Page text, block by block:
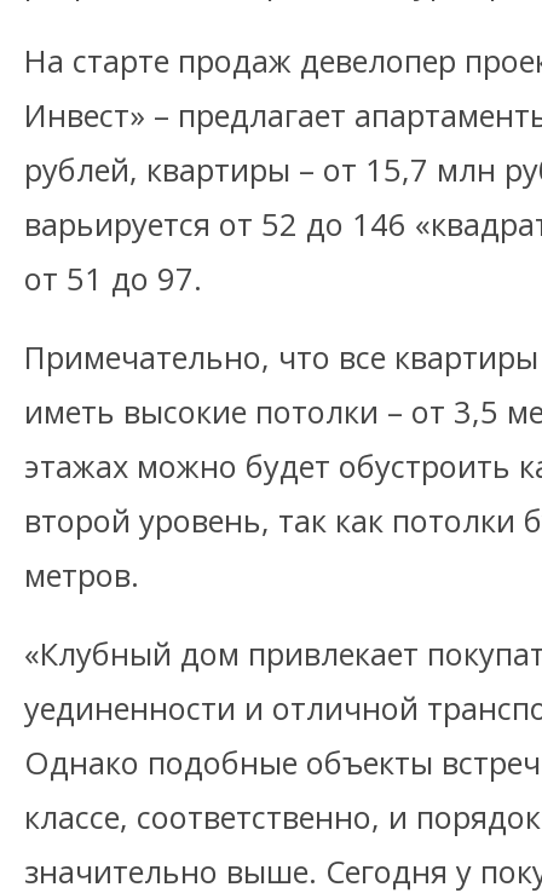
На старте продаж девелопер
Инвест» – предлагает
рублей, квартиры – от 15,7 млн
варьируется от 52 до 146
от 51 до 97.
Примечательно, что все
иметь высокие потолки – от 3,5
этажах можно будет обустроить
второй уровень, так как потолки
метров.
«Клубный дом привлекает
уединенности и отличной
Однако подобные объекты
классе, соответственно, и
значительно выше. Сегодня у